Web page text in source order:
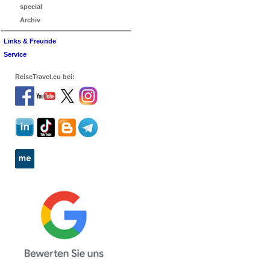
special
Archiv
Links & Freunde
Service
ReiseTravel.eu bei: